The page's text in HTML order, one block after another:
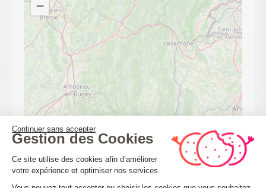
−
Continuer sans accepter
Gestion des Cookies
Plateforme de Gestion du
Ce site utilise des cookies afin d’améliorer
votre expérience et optimiser nos services.